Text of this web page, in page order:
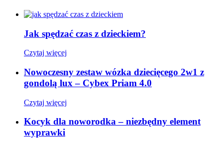
Jak spędzać czas z dzieckiem?
Czytaj więcej
Nowoczesny zestaw wózka dziecięcego 2w1 z
gondolą lux – Cybex Priam 4.0
Czytaj więcej
Kocyk dla noworodka – niezbędny element
wyprawki